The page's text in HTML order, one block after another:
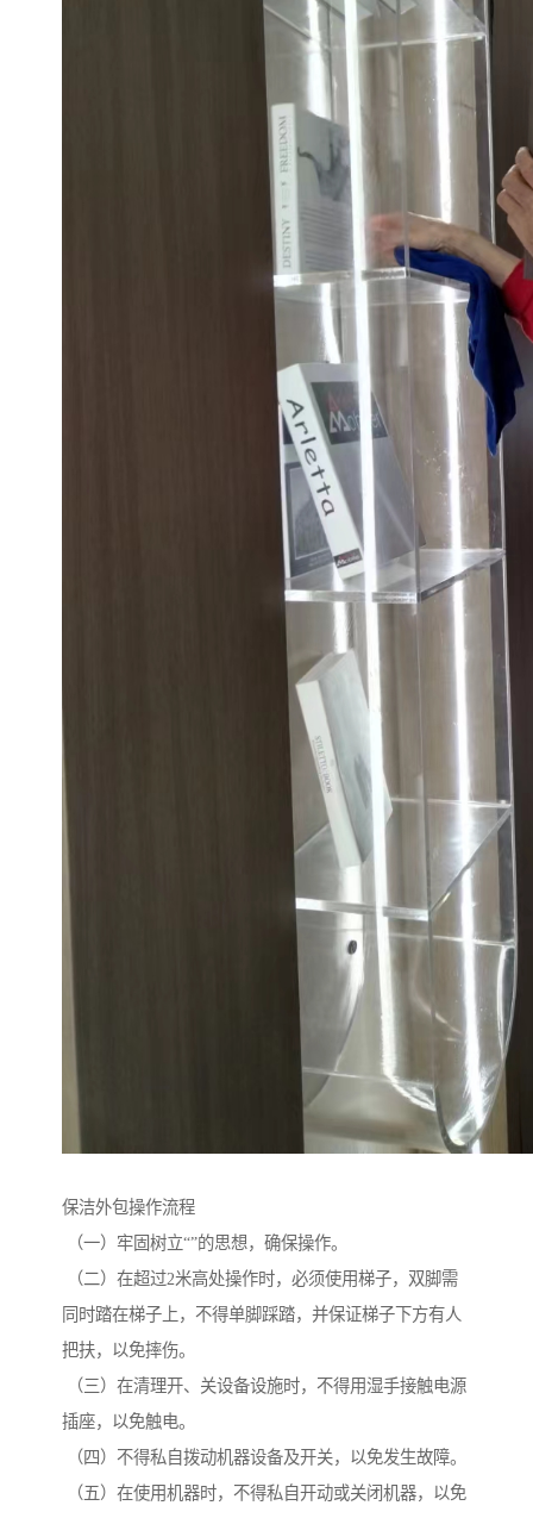
保洁外包操作流程
（一）牢固树立“”的思想，确保操作。
（二）在超过2米高处操作时，必须使用梯子，双脚需
同时踏在梯子上，不得单脚踩踏，并保证梯子下方有人
把扶，以免摔伤。
（三）在清理开、关设备设施时，不得用湿手接触电源
插座，以免触电。
（四）不得私自拨动机器设备及开关，以免发生故障。
（五）在使用机器时，不得私自开动或关闭机器，以免